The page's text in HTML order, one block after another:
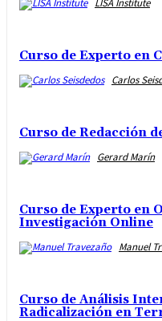
Curso de Experto en
Carlos
Curso de Redacción
Gerard Marín
Curso de Experto en
Investigación Online
Manuel
Curso de Análisis
Radicalización en